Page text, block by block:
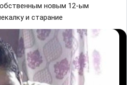
новым 12-ым
и старание